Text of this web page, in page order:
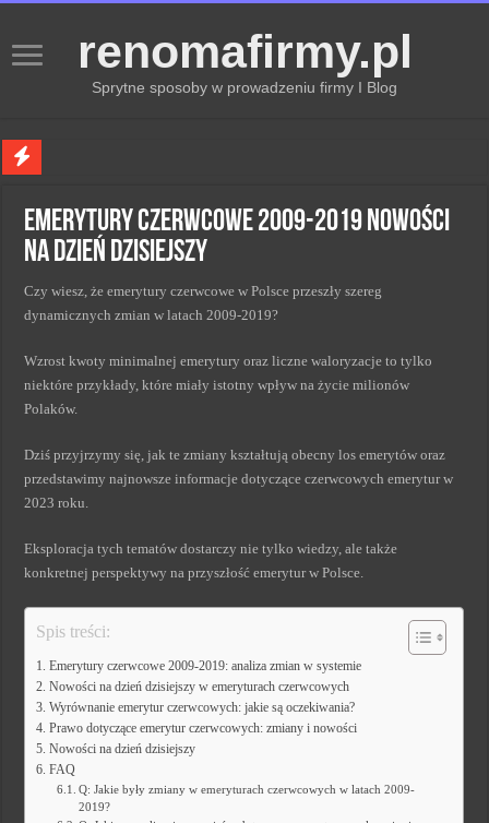
renomafirmy.pl
Sprytne sposoby w prowadzeniu firmy I Blog
Kiedy zmieniać strategię PR dla lepszych wyników
Monitorowanie wizerunku w sieci kluczem do sukcesu
Kryzys a zmiana strategii PR w skutecznym zarządzaniu
Emerytury czerwcowe 2009-2019 nowości
na dzień dzisiejszy
Czy wiesz, że emerytury czerwcowe w Polsce przeszły szereg
dynamicznych zmian w latach 2009-2019?
Wzrost kwoty minimalnej emerytury oraz liczne waloryzacje to tylko
niektóre przykłady, które miały istotny wpływ na życie milionów
Polaków.
Dziś przyjrzymy się, jak te zmiany kształtują obecny los emerytów oraz
przedstawimy najnowsze informacje dotyczące czerwcowych emerytur w
2023 roku.
Eksploracja tych tematów dostarczy nie tylko wiedzy, ale także
konkretnej perspektywy na przyszłość emerytur w Polsce.
Spis treści:
Emerytury czerwcowe 2009-2019: analiza zmian w systemie
Nowości na dzień dzisiejszy w emeryturach czerwcowych
Wyrównanie emerytur czerwcowych: jakie są oczekiwania?
Prawo dotyczące emerytur czerwcowych: zmiany i nowości
Nowości na dzień dzisiejszy
FAQ
Q: Jakie były zmiany w emeryturach czerwcowych w latach 2009-
2019?